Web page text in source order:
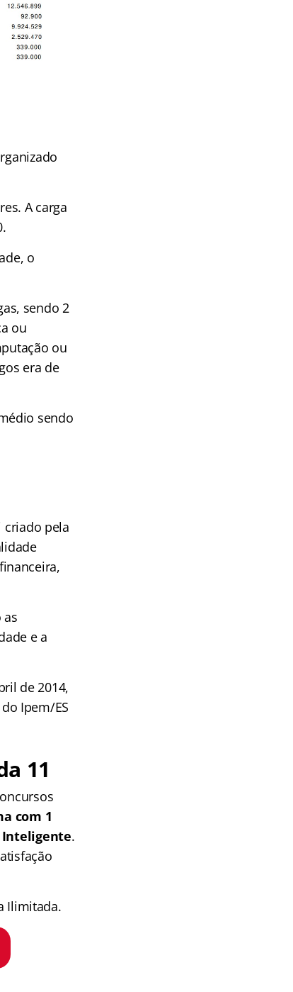
A carga
o
sendo 2
ou
ou
era de
sendo
criado pela
as
e a
de 2014,
Ipem/ES
11
com 1
Inteligente.
Ilimitada.